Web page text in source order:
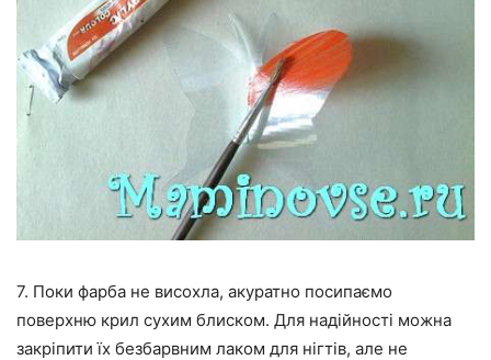
7. Поки фарба не висохла, акуратно посипаємо
поверхню крил сухим блиском. Для надійності можна
закріпити їх безбарвним лаком для нігтів, але не